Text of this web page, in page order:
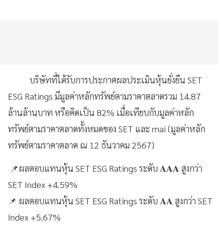
บริษัทที่ได้รับการประกาศผลประเมินหุ้นยั่งยืน SET
ESG Ratings มีมูลค่าหลักทรัพย์ตามราคาตลาดรวม 14.87
ล้านล้านบาท หรือคิดเป็น 82% เมื่อเทียบกับมูลค่าหลัก
ทรัพย์ตามราคาตลาดทั้งหมดของ SET และ mai (มูลค่าหลัก
ทรัพย์ตามราคาตลาด ณ 12 ธันวาคม 2567)
📌ผลตอบแทนหุ้น SET ESG Ratings ระดับ 𝐀𝐀𝐀 สูงกว่า
SET Index +4.59%
📌 ผลตอบแทนหุ้น SET ESG Ratings ระดับ 𝐀𝐀 สูงกว่า SET
Index +5.67%